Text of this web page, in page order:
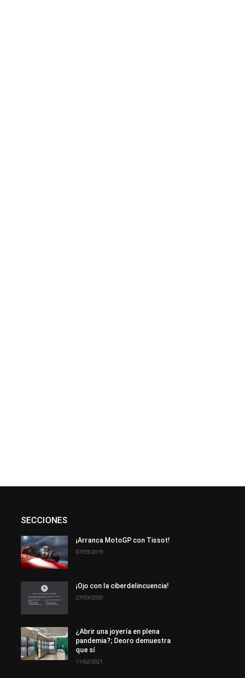
SECCIONESAsociaciones
Entrevistas
La Pluma de Pedro Pérez
Metales
Novedades
¡Arranca MotoGP con Tissot!
07/03/2019
¡Ojo con la ciberdelincuencia!
27/03/2020
¿Abrir una joyería en plena
pandemia?; Deoro demuestra
que sí
11/02/2021